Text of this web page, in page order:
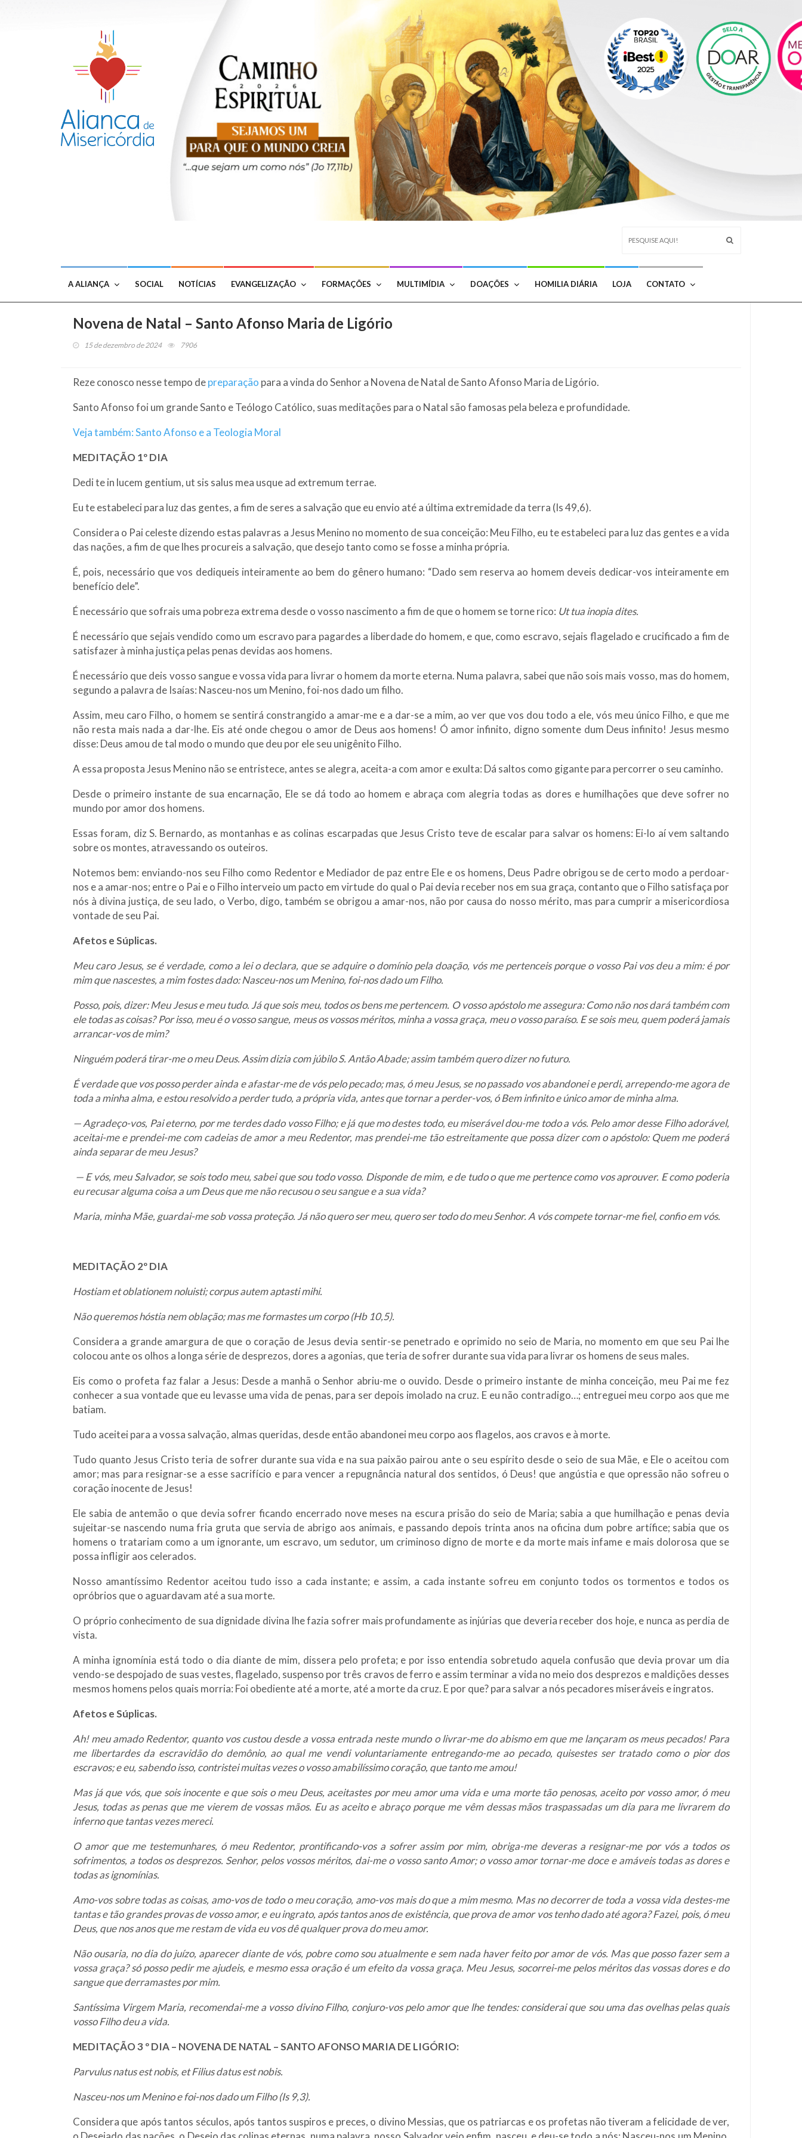
A ALIANÇA SOCIAL NOTÍCIAS EVANGELIZAÇÃO FORMAÇÕES MULTIMÍDIA DOAÇÕES HOMILIA DIÁRIA LOJA CONTATO
Novena de Natal – Santo Afonso Maria de Ligório
15 de dezembro de 2024 7906
Reze conosco nesse tempo depreparação para a vinda do Senhor a Novena de Natal de Santo Afonso Maria de Ligório.
Santo Afonso foi um grande Santo e Teólogo Católico, suas meditações para o Natal são famosas pela beleza e profundidade.
Veja também: Santo Afonso e a Teologia Moral
MEDITAÇÃO 1º DIA
Dedi te in lucem gentium, ut sis salus mea usque ad extremum terrae.
Eu te estabeleci para luz das gentes, a fim de seres a salvação que eu envio até a última extremidade da terra (Is 49,6).
Considera o Pai celeste dizendo estas palavras a Jesus Menino no momento de sua conceição: Meu Filho, eu te estabeleci para luz das gentes e a vida
das nações, a fim de que lhes procureis a salvação, que desejo tanto como se fosse a minha própria.
É, pois, necessário que vos dediqueis inteiramente ao bem do gênero humano: “Dado sem reserva ao homem deveis dedicar-vos inteiramente em
benefício dele”.
É necessário que sofrais uma pobreza extrema desde o vosso nascimento a fim de que o homem se torne rico: Ut tua inopia dites.
É necessário que sejais vendido como um escravo para pagardes a liberdade do homem, e que, como escravo, sejais flagelado e crucificado a fim de
satisfazer à minha justiça pelas penas devidas aos homens.
É necessário que deis vosso sangue e vossa vida para livrar o homem da morte eterna. Numa palavra, sabei que não sois mais vosso, mas do homem,
segundo a palavra de Isaías: Nasceu-nos um Menino, foi-nos dado um filho.
Assim, meu caro Filho, o homem se sentirá constrangido a amar-me e a dar-se a mim, ao ver que vos dou todo a ele, vós meu único Filho, e que me
não resta mais nada a dar-lhe. Eis até onde chegou o amor de Deus aos homens! Ó amor infinito, digno somente dum Deus infinito! Jesus mesmo
disse: Deus amou de tal modo o mundo que deu por ele seu unigênito Filho.
A essa proposta Jesus Menino não se entristece, antes se alegra, aceita-a com amor e exulta: Dá saltos como gigante para percorrer o seu caminho.
Desde o primeiro instante de sua encarnação, Ele se dá todo ao homem e abraça com alegria todas as dores e humilhações que deve sofrer no
mundo por amor dos homens.
Essas foram, diz S. Bernardo, as montanhas e as colinas escarpadas que Jesus Cristo teve de escalar para salvar os homens: Ei-lo aí vem saltando
sobre os montes, atravessando os outeiros.
Notemos bem: enviando-nos seu Filho como Redentor e Mediador de paz entre Ele e os homens, Deus Padre obrigou se de certo modo a perdoar-
nos e a amar-nos; entre o Pai e o Filho interveio um pacto em virtude do qual o Pai devia receber nos em sua graça, contanto que o Filho satisfaça por
nós à divina justiça, de seu lado, o Verbo, digo, também se obrigou a amar-nos, não por causa do nosso mérito, mas para cumprir a misericordiosa
vontade de seu Pai.
Afetos e Súplicas.
Meu caro Jesus, se é verdade, como a lei o declara, que se adquire o domínio pela doação, vós me pertenceis porque o vosso Pai vos deu a mim: é por
mim que nascestes, a mim fostes dado: Nasceu-nos um Menino, foi-nos dado um Filho.
Posso, pois, dizer: Meu Jesus e meu tudo. Já que sois meu, todos os bens me pertencem. O vosso apóstolo me assegura: Como não nos dará também com
ele todas as coisas? Por isso, meu é o vosso sangue, meus os vossos méritos, minha a vossa graça, meu o vosso paraíso. E se sois meu, quem poderá jamais
arrancar-vos de mim?
Ninguém poderá tirar-me o meu Deus. Assim dizia com júbilo S. Antão Abade; assim também quero dizer no futuro.
É verdade que vos posso perder ainda e afastar-me de vós pelo pecado; mas, ó meu Jesus, se no passado vos abandonei e perdi, arrependo-me agora de
toda a minha alma, e estou resolvido a perder tudo, a própria vida, antes que tornar a perder-vos, ó Bem infinito e único amor de minha alma.
— Agradeço-vos, Pai eterno, por me terdes dado vosso Filho; e já que mo destes todo, eu miserável dou-me todo a vós. Pelo amor desse Filho adorável,
aceitai-me e prendei-me com cadeias de amor a meu Redentor, mas prendei-me tão estreitamente que possa dizer com o apóstolo: Quem me poderá
ainda separar de meu Jesus?
— E vós, meu Salvador, se sois todo meu, sabei que sou todo vosso. Disponde de mim, e de tudo o que me pertence como vos aprouver. E como poderia
eu recusar alguma coisa a um Deus que me não recusou o seu sangue e a sua vida?
Maria, minha Mãe, guardai-me sob vossa proteção. Já não quero ser meu, quero ser todo do meu Senhor. A vós compete tornar-me fiel, confio em vós.
MEDITAÇÃO 2º DIA
Hostiam et oblationem noluisti; corpus autem aptasti mihi.
Não queremos hóstia nem oblação; mas me formastes um corpo (Hb 10,5).
Considera a grande amargura de que o coração de Jesus devia sentir-se penetrado e oprimido no seio de Maria, no momento em que seu Pai lhe
colocou ante os olhos a longa série de desprezos, dores a agonias, que teria de sofrer durante sua vida para livrar os homens de seus males.
Eis como o profeta faz falar a Jesus: Desde a manhã o Senhor abriu-me o ouvido. Desde o primeiro instante de minha conceição, meu Pai me fez
conhecer a sua vontade que eu levasse uma vida de penas, para ser depois imolado na cruz. E eu não contradigo…; entreguei meu corpo aos que me
batiam.
Tudo aceitei para a vossa salvação, almas queridas, desde então abandonei meu corpo aos flagelos, aos cravos e à morte.
Tudo quanto Jesus Cristo teria de sofrer durante sua vida e na sua paixão pairou ante o seu espírito desde o seio de sua Mãe, e Ele o aceitou com
amor; mas para resignar-se a esse sacrifício e para vencer a repugnância natural dos sentidos, ó Deus! que angústia e que opressão não sofreu o
coração inocente de Jesus!
Ele sabia de antemão o que devia sofrer ficando encerrado nove meses na escura prisão do seio de Maria; sabia a que humilhação e penas devia
sujeitar-se nascendo numa fria gruta que servia de abrigo aos animais, e passando depois trinta anos na oficina dum pobre artífice; sabia que os
homens o tratariam como a um ignorante, um escravo, um sedutor, um criminoso digno de morte e da morte mais infame e mais dolorosa que se
possa infligir aos celerados.
Nosso amantíssimo Redentor aceitou tudo isso a cada instante; e assim, a cada instante sofreu em conjunto todos os tormentos e todos os
opróbrios que o aguardavam até a sua morte.
O próprio conhecimento de sua dignidade divina lhe fazia sofrer mais profundamente as injúrias que deveria receber dos hoje, e nunca as perdia de
vista.
A minha ignomínia está todo o dia diante de mim, dissera pelo profeta; e por isso entendia sobretudo aquela confusão que devia provar um dia
vendo-se despojado de suas vestes, flagelado, suspenso por três cravos de ferro e assim terminar a vida no meio dos desprezos e maldições desses
mesmos homens pelos quais morria: Foi obediente até a morte, até a morte da cruz. E por que? para salvar a nós pecadores miseráveis e ingratos.
Afetos e Súplicas.
Ah! meu amado Redentor, quanto vos custou desde a vossa entrada neste mundo o livrar-me do abismo em que me lançaram os meus pecados! Para
me libertardes da escravidão do demônio, ao qual me vendi voluntariamente entregando-me ao pecado, quisestes ser tratado como o pior dos
escravos; e eu, sabendo isso, contristei muitas vezes o vosso amabilíssimo coração, que tanto me amou!
Mas já que vós, que sois inocente e que sois o meu Deus, aceitastes por meu amor uma vida e uma morte tão penosas, aceito por vosso amor, ó meu
Jesus, todas as penas que me vierem de vossas mãos. Eu as aceito e abraço porque me vêm dessas mãos traspassadas um dia para me livrarem do
inferno que tantas vezes mereci.
O amor que me testemunhares, ó meu Redentor, prontificando-vos a sofrer assim por mim, obriga-me deveras a resignar-me por vós a todos os
sofrimentos, a todos os desprezos. Senhor, pelos vossos méritos, dai-me o vosso santo Amor; o vosso amor tornar-me doce e amáveis todas as dores e
todas as ignomínias.
Amo-vos sobre todas as coisas, amo-vos de todo o meu coração, amo-vos mais do que a mim mesmo. Mas no decorrer de toda a vossa vida destes-me
tantas e tão grandes provas de vosso amor, e eu ingrato, após tantos anos de existência, que prova de amor vos tenho dado até agora? Fazei, pois, ó meu
Deus, que nos anos que me restam de vida eu vos dê qualquer prova do meu amor.
Não ousaria, no dia do juízo, aparecer diante de vós, pobre como sou atualmente e sem nada haver feito por amor de vós. Mas que posso fazer sem a
vossa graça? só posso pedir me ajudeis, e mesmo essa oração é um efeito da vossa graça. Meu Jesus, socorrei-me pelos méritos das vossas dores e do
sangue que derramastes por mim.
Santíssima Virgem Maria, recomendai-me a vosso divino Filho, conjuro-vos pelo amor que lhe tendes: considerai que sou uma das ovelhas pelas quais
vosso Filho deu a vida.
MEDITAÇÃO 3 º DIA – NOVENA DE NATAL – SANTO AFONSO MARIA DE LIGÓRIO:
Parvulus natus est nobis, et Filius datus est nobis.
Nasceu-nos um Menino e foi-nos dado um Filho (Is 9,3).
Considera que após tantos séculos, após tantos suspiros e preces, o divino Messias, que os patriarcas e os profetas não tiveram a felicidade de ver,